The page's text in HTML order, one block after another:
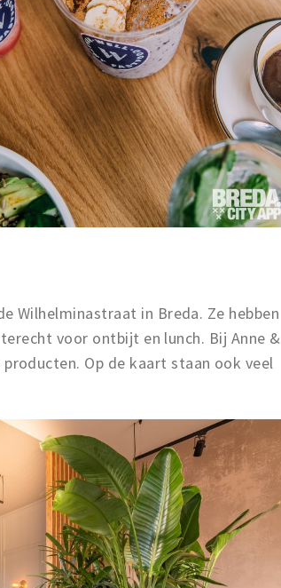
Wilhelminastraat in Breda. Ze hebben
voor ontbijt en lunch. Bij Anne &
Op de kaart staan ook veel